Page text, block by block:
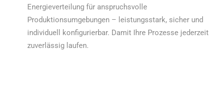
Energieverteilung für anspruchsvolle
Produktionsumgebungen – leistungsstark, sicher und
individuell konfigurierbar. Damit Ihre Prozesse jederzeit
zuverlässig laufen.